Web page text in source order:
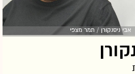
לקידום התחום היו מוכנות טרם
ומבחינה זאת כ"ץ הוא לא רק
הבינו לאחרונה שיש להוסיף
אבי ניסנקורן / תמר מצפי